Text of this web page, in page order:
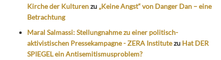
Kirche der Kulturenzu „Keine Angst“ von Danger Dan – eine
Betrachtung
Maral Salmassi: Stellungnahme zu einer politisch-
aktivistischen Pressekampagne - ZERA Institutezu Hat DER
SPIEGEL ein Antisemitismusproblem?